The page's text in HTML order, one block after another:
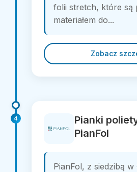
folii stretch, które są
materiałem do...
Zobacz
4
Pianki
PianFol
PianFol, z siedzibą w